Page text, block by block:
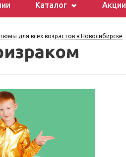
Каталог Акции
для всех возрастов в Новосибирске